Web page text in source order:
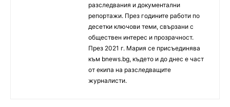
разследвания и документални
репортажи. През годините работи по
десетки ключови теми, свързани с
обществен интерес и прозрачност.
През 2021 г. Мария се присъединява
към bnews.bg, където и до днес е част
от екипа на разследващите
журналисти.